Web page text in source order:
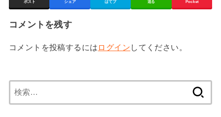
ポスト シェア はてブ 送る Pocket
コメントを残す
コメントを投稿するには ログイン してください。
索: